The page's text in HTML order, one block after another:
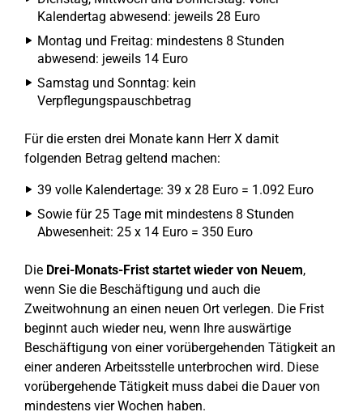
Kalendertag abwesend: jeweils 28 Euro
Montag und Freitag: mindestens 8 Stunden
abwesend: jeweils 14 Euro
Samstag und Sonntag: kein
Verpflegungspauschbetrag
Für die ersten drei Monate kann Herr X damit
folgenden Betrag geltend machen:
39 volle Kalendertage: 39 x 28 Euro = 1.092 Euro
Sowie für 25 Tage mit mindestens 8 Stunden
Abwesenheit: 25 x 14 Euro = 350 Euro
Die Drei-Monats-Frist startet wieder von Neuem,
wenn Sie die Beschäftigung und auch die
Zweitwohnung an einen neuen Ort verlegen. Die Frist
beginnt auch wieder neu, wenn Ihre auswärtige
Beschäftigung von einer vorübergehenden Tätigkeit an
einer anderen Arbeitsstelle unterbrochen wird. Diese
vorübergehende Tätigkeit muss dabei die Dauer von
mindestens vier Wochen haben.